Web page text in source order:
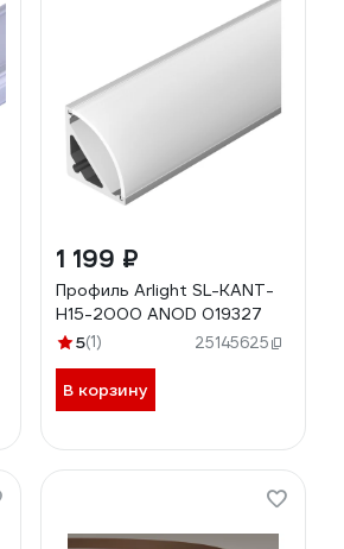
1 199 ₽
Профиль Arlight SL-KANT-
H15-2000 ANOD 019327
5(1) 25145625
В корзину